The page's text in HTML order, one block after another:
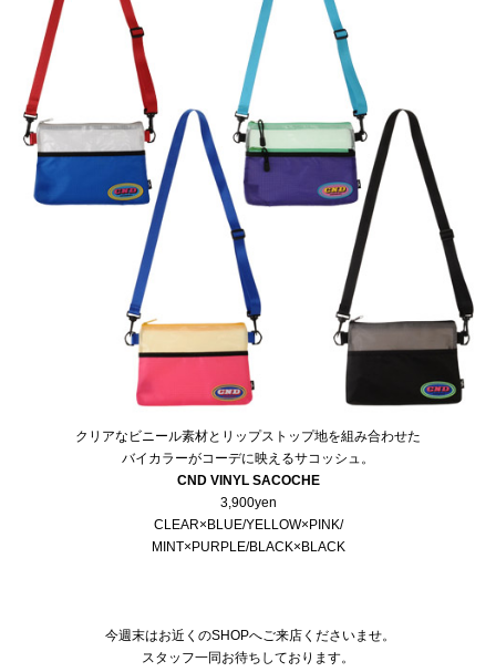
クリアなビニール素材とリップストップ地を組み合わせた
バイカラーがコーデに映えるサコッシュ。
CND VINYL SACOCHE
3,900yen
CLEAR×BLUE/YELLOW×PINK/
MINT×PURPLE/BLACK×BLACK
今週末はお近くのSHOPへご来店くださいませ。
スタッフ一同お待ちしております。